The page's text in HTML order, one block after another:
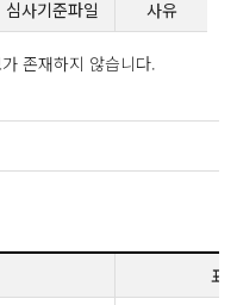
심사기준파일 사유
존재하지 않습니다.
표